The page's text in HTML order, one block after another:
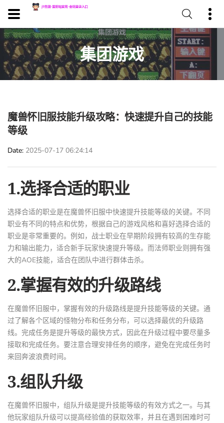
集团游戏
魔兽怀旧服技能升级攻略：快速提升自己的技能
等级
Date 2025-07-17 06:24:14
1.选择合适的职业
选择合适的职业是在魔兽怀旧服中快速提升技能等级的关键。不同
职业有不同的特点和优势，根据自己的游戏风格和喜好选择合适的
职业是非常重要的。例如，战士职业在早期阶段拥有较高的生存能
力和输出能力，适合新手玩家快速提升等级。而法师职业则拥有强
大的AOE技能，适合在团队中进行群体击杀。
2.掌握有效的升级路线
在魔兽怀旧服中，掌握有效的升级路线是提升技能等级的关键。通
过了解各个区域的怪物分布和任务分布，可以选择最优的升级路
线。完成任务是提升等级的最快方式，因此在升级过程中要尽量多
接取和完成任务。要注意合理安排任务的顺序，避免在完成任务时
来回奔波浪费时间。
3.组队升级
在魔兽怀旧服中，组队升级是提升技能等级的有效方式之一。与其
他玩家组队升级可以提高经验值的获取效率，并且在遇到困难时可